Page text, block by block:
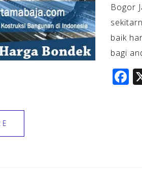
Bogor
baik
bagi
F